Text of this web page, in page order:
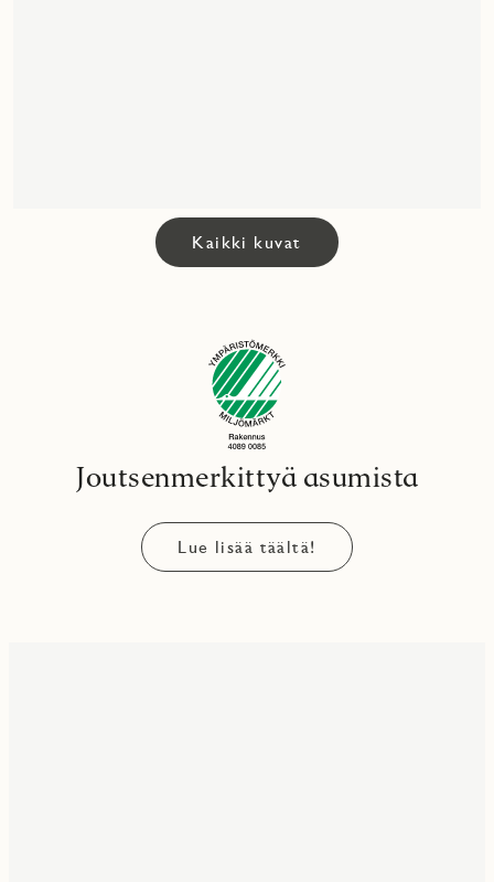
Kaikki kuvat
Joutsenmerkittyä asumista
Lue lisää täältä!